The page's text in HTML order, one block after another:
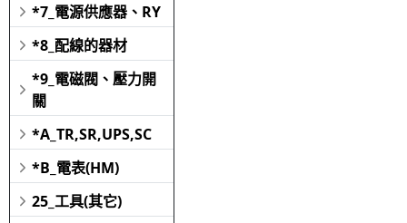
*7_電源供應器、RY
*8_配線的器材
*9_電磁閥、壓力開
關
*A_TR,SR,UPS,SC
*B_電表(HM)
25_工具(其它)